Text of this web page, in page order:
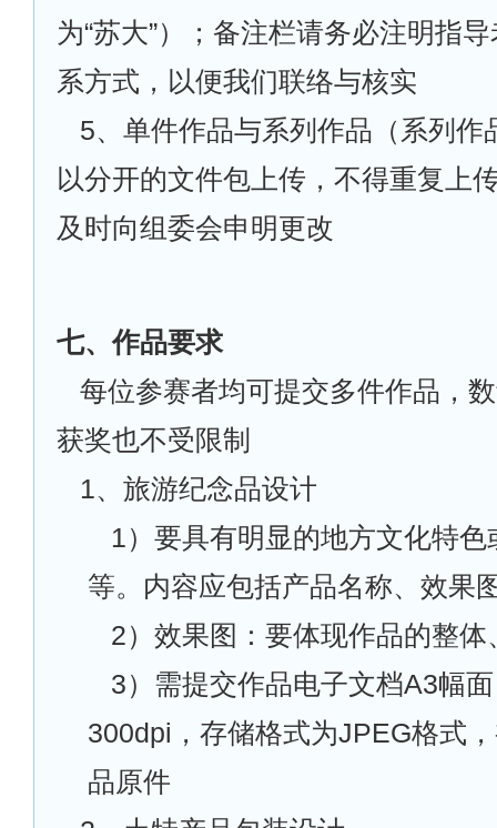
为“苏大”）；备注栏请务必注明指
系方式，以便我们联络与核实
5、单件作品与系列作品（系列作
以分开的文件包上传，不得重复上
及时向组委会申明更改
七、作品要求
每位参赛者均可提交多件作品，
获奖也不受限制
1、旅游纪念品设计
1）要具有明显的地方文化特
等。内容应包括产品名称、效果
2）效果图：要体现作品的整
3）需提交作品电子文档A3幅
300dpi，存储格式为JPEG格式
品原件